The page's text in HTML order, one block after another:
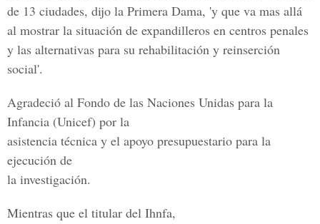
de 13 ciudades, dijo la Primera Dama, 'y que va mas allá
al mostrar la situación de expandilleros en centros penales
y las alternativas para su rehabilitación y reinserción
social'.
Agradeció al Fondo de las Naciones Unidas para la
Infancia (Unicef) por la
asistencia técnica y el apoyo presupuestario para la
ejecución de
la investigación.
Mientras que el titular del Ihnfa,